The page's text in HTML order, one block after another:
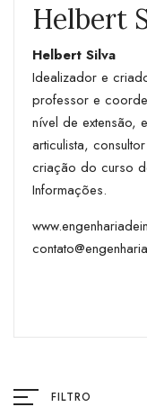
Helbert
Helbert Silva
Idealizador e
professor e
nível de extensão,
articulista,
criação do curso
Informações.
FILTRO